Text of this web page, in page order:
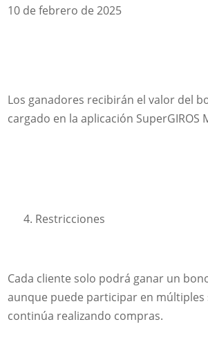
10 de febrero de 2025
Los ganadores recibirán el valor del
cargado en la aplicación SuperGIROS
Restricciones
Cada cliente solo podrá ganar un
aunque puede participar en múltiples
continúa realizando compras.